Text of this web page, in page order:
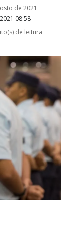
08:58
de 2021
de leitura